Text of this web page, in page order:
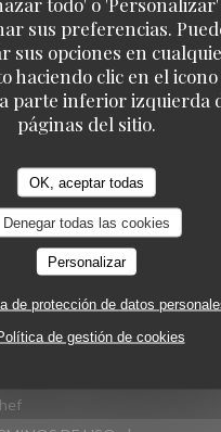
sus preferencias.
sus opciones en
haciendo clic en el icono
parte inferior izquierda
páginas del sitio.
OK, aceptar todas
Denegar todas las cookies
Personalizar
de protección de datos
de gestión de cookies
nueva ventana))
en una nueva
web de restaurante
((abre en una nueva ventana))